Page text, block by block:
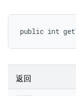
public int
返回